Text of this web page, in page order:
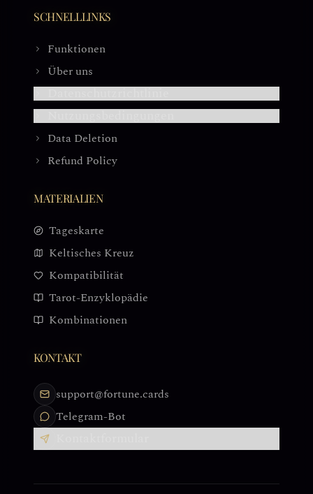
SCHNELLLINKS
Funktionen
Über uns
Data Deletion
Refund Policy
MATERIALIEN
Tageskarte
Keltisches Kreuz
Kompatibilität
Tarot-Enzyklopädie
Kombinationen
KONTAKT
support@fortune.cards
Telegram-Bot